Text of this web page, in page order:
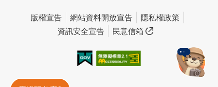
版權宣告 網站資料開放宣告
隱私權政策
資訊安全宣告
民意信箱